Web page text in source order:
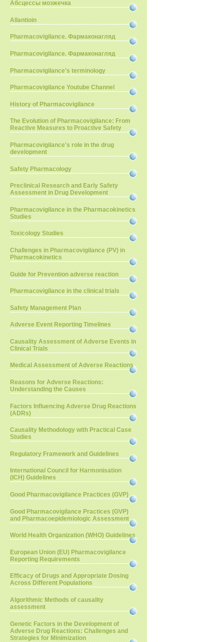
Абсцессы мозжечка
Allantioin
Pharmacovigilance. Фармаконагляд
Pharmacovigilance. Фармаконагляд
Pharmacovigilance's terminology
Pharmacovigilance Youtube Channel
History of Pharmacovigilance
The Evolution of Pharmacovigilance: From
Reactive Measures to Proactive Safety
Pharmacovigilance's role in the drug
development
Safety Pharmacology
Preclinical Research and Early Safety
Assessment in Drug Development
Pharmacovigilance in the Pharmacokinetics
Studies
Toxicology Studies
Challenges in Pharmacovigilance (PV) in
Pharmacokinetics
Guide for Prevention adverse reaction
Pharmacovigilance in the clinical trials
Safety Management Plan
Adverse Event Reporting Timelines
Causality Assessment of Adverse Events in
Clinical Trials
Medical Assessment of Adverse Reactions
Reasons for Adverse Reactions:
Understanding the Causes
Factors Influencing Adverse Drug Reactions
(ADRs)
Causality Methodology with Practical Case
Studies
Regulatory Framework and Guidelines
International Council for Harmonisation
(ICH) Guidelines
Good Pharmacovigilance Practices (GVP)
Good Pharmacovigilance Practices (GVP)
and Pharmacoepidemiologic Assessment
World Health Organization (WHO) Guidelines
European Union (EU) Pharmacovigilance
Reporting Requirements
Efficacy of Drugs and Appropriate Dosing
Across Different Populations
Algorithmic Methods of causality
assessment
Genetic Factors in the Development of
Adverse Drug Reactions: Challenges and
Strategies for Minimization